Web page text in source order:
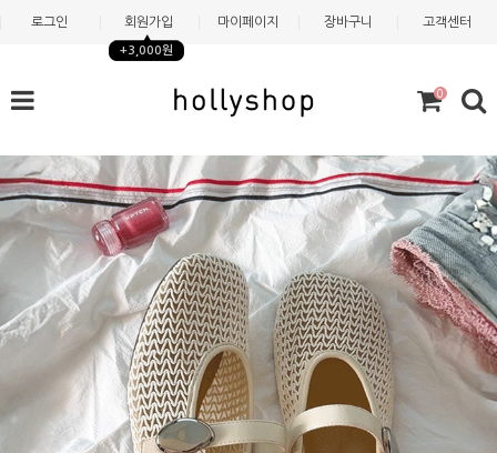
로그인 회원가입
+3,000원
마이페이지 장바구니 고객센터
0